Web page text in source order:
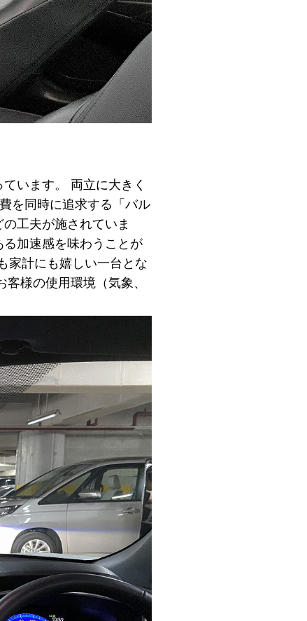
います。 両立に大きく
を同時に追求する「バル
工夫が施されていま
加速感を味わうことが
家計にも嬉しい一台とな
様の使用環境（気象、